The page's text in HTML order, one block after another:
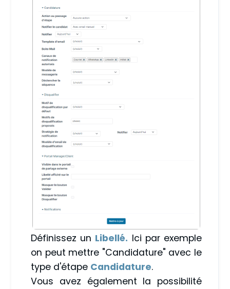
Définissez un Libellé. Ici par exemple
on peut mettre "Candidature" avec le
type d'étape Candidature.
Vous avez également la possibilité